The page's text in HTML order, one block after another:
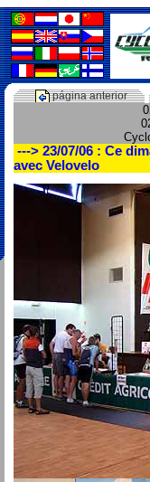
página anterior
---> 23/07/06 : Ce
avec Velovelo